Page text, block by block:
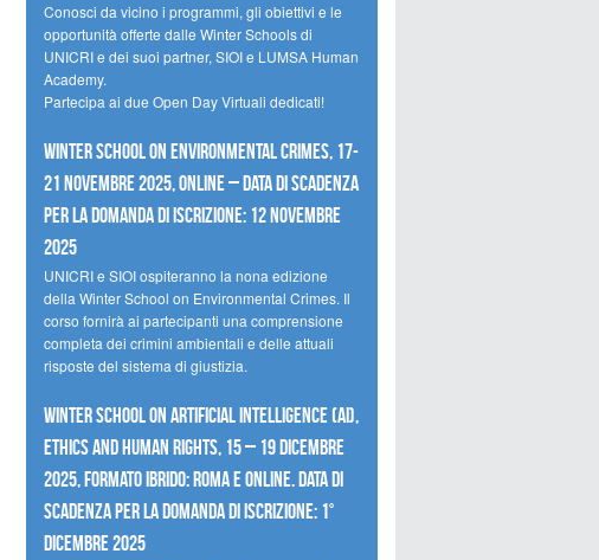
Conosci da vicino i programmi, gli obiettivi e le
opportunità offerte dalle Winter Schools di
UNICRI e dei suoi partner, SIOI e LUMSA Human
Academy.
Partecipa ai due Open Day Virtuali dedicati!
Winter School on Environmental Crimes, 17-
21 novembre 2025, Online – Data di scadenza
per la domanda di iscrizione: 12 novembre
2025
UNICRI e SIOI ospiteranno la nona edizione
della Winter School on Environmental Crimes. Il
corso fornirà ai partecipanti una comprensione
completa dei crimini ambientali e delle attuali
risposte del sistema di giustizia.
Winter School on Artificial Intelligence (AI),
Ethics and Human Rights, 15 – 19 dicembre
2025, Formato Ibrido: Roma e online. Data di
scadenza per la domanda di iscrizione: 1°
dicembre 2025